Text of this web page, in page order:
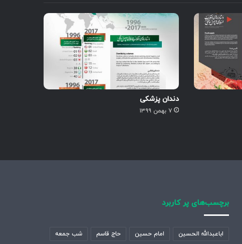
دندان پزشکی
۷ بهمن ۱۳۹۹
برچسب‌های پر کاربرد
اباعبدالله الحسین امام حسین حاج قاسم شب جمعه